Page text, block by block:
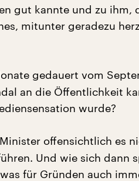
gut kannte und zu ihm,
mitunter geradezu
gedauert vom
an die Öffentlichkeit
wurde?
offensichtlich es
Und wie sich dann
für Gründen auch